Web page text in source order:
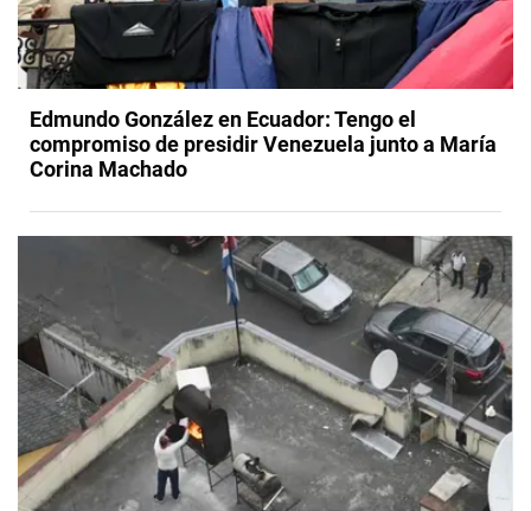
Edmundo González en Ecuador: Tengo el
compromiso de presidir Venezuela junto a María
Corina Machado